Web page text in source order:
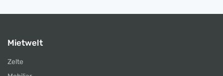
Mietwelt
Zelte